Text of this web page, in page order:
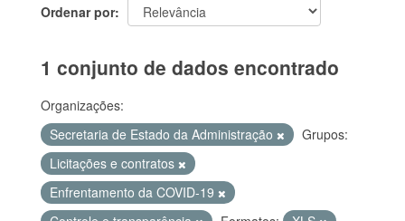
Ordenar por
1 conjunto de dados encontrado
Organizações:
Secretaria de Estado da Administração
Grupos:
Licitações e contratos
Enfrentamento da COVID-19